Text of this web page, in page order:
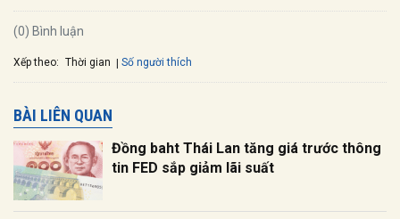
(0) Bình luận
Xếp theo: Thời gian Số người thích
BÀI LIÊN QUAN
Đồng baht Thái Lan tăng giá trước thông
tin FED sắp giảm lãi suất